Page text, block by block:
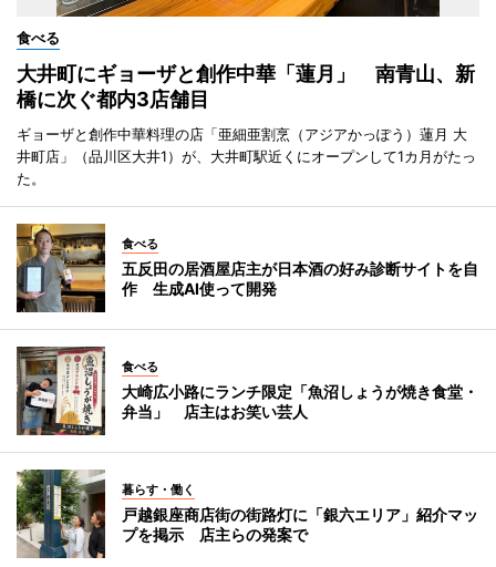
食べる
大井町にギョーザと創作中華「蓮月」 南青山、新
橋に次ぐ都内3店舗目
ギョーザと創作中華料理の店「亜細亜割烹（アジアかっぽう）蓮月 大
井町店」（品川区大井1）が、大井町駅近くにオープンして1カ月がたっ
た。
食べる
五反田の居酒屋店主が日本酒の好み診断サイトを自
作 生成AI使って開発
食べる
大崎広小路にランチ限定「魚沼しょうが焼き食堂・
弁当」 店主はお笑い芸人
暮らす・働く
戸越銀座商店街の街路灯に「銀六エリア」紹介マッ
プを掲示 店主らの発案で